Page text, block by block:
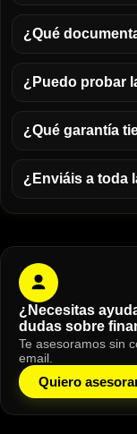
¿Qué
¿Puedo probar
¿Qué garantía
¿Enviáis a toda
¿Necesitas
dudas sobre
Te asesoramos sin
email.
Quiero